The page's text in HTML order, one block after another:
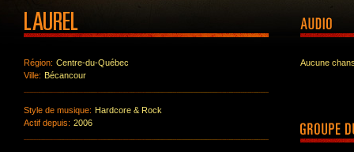
Région: Centre-du-Québec
Ville: Bécancour
Style de musique: Hardcore & Rock
Actif depuis: 2006
Aucune